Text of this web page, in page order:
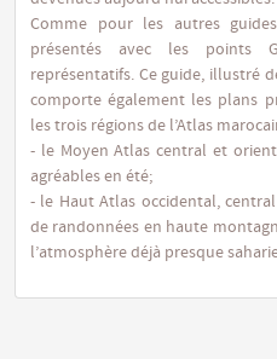
Comme pour les autres
présentés avec les points
représentatifs. Ce guide, illustré
comporte également les plans
les trois régions de l’Atlas
- le Moyen Atlas central et
agréables en été;
- le Haut Atlas occidental,
de randonnées en haute
l’atmosphère déjà presque